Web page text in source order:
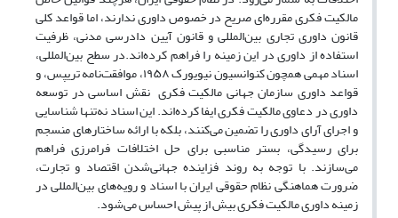
مالکیت فکری مقرره‌ای صریح در خصوص داوری ندارند، اما قواعد کلی
قانون داوری تجاری بین‌المللی و قانون آیین دادرسی مدنی، ظرفیت
استفاده از داوری در این زمینه را فراهم کرده‌اند.در سطح بین‌المللی،
اسناد مهمی همچون کنوانسیون نیویورک ۱۹۵۸، موافقت‌نامه تریپس، و
قواعد داوری سازمان جهانی مالکیت فکری نقش اساسی در توسعه
داوری در دعاوی مالکیت فکری ایفا کرده‌اند. این اسناد نه‌تنها شناسایی
و اجرای آرای داوری را تضمین می‌کنند، بلکه با ارائه ساختارهای منسجم
برای رسیدگی، بستر مناسبی برای حل اختلافات فرامرزی فراهم
می‌سازند. با توجه به روند فزاینده جهانی‌شدن اقتصاد و تجارت،
ضرورت هماهنگی نظام حقوقی ایران با اسناد و رویه‌های بین‌المللی در
زمینه داوری مالکیت فکری بیش از پیش احساس می‌شود.